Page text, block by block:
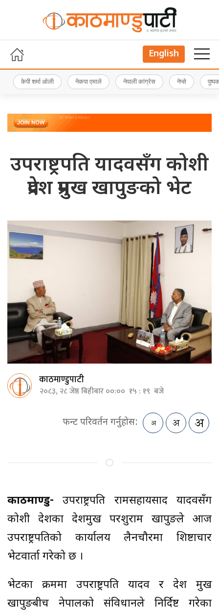
English
केपी शर्मा ओली नेकपा एमाले नेपाली कांग्रेस नेप्से
उपराष्ट्रपति यादवसँग कोशी
प्रदेश प्रमुख खापुङको भेट
काठमाण्डुपाटी
२०८३, २८ जेष्ठ बिहीबार ००:०० १५ : १९ बजे
फन्ट परिवर्तन गर्नुहोस:
काठमाण्डु- उपराष्ट्रपति रामसहायप्रसाद यादवसँग
कोशी प्रदेशका प्रदेशप्रमुख परशुराम खापुङले आज
उपराष्ट्रपतिको कार्यालय लैनचौरमा शिष्टाचार
भेटवार्ता गरेको छ ।
भेटका क्रममा उपराष्ट्रपति यादव र प्रदेश प्रमुख
खापुङबीच नेपालको संविधानले निर्दिष्ट गरेका